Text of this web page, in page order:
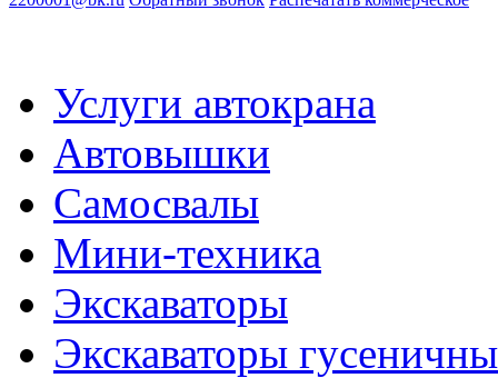
Услуги автокрана
Автовышки
Самосвалы
Мини-техника
Экскаваторы
Экскаваторы